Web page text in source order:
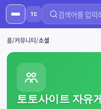
TC
홈 커뮤니티 소셜
토토사이트 자유